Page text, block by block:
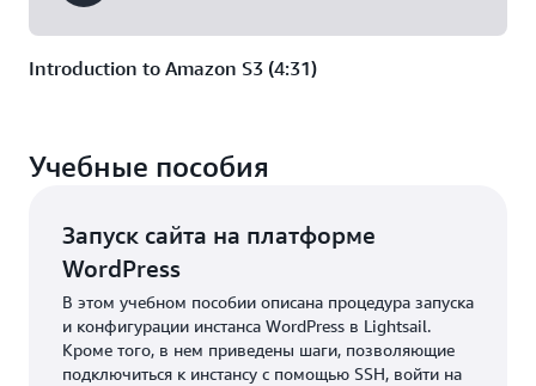
Introduction to Amazon S3 (4:31)
Учебные пособия
Запуск сайта на платформе
WordPress
В этом учебном пособии описана процедура запуска
и конфигурации инстанса WordPress в Lightsail.
Кроме того, в нем приведены шаги, позволяющие
подключиться к инстансу с помощью SSH, войти на